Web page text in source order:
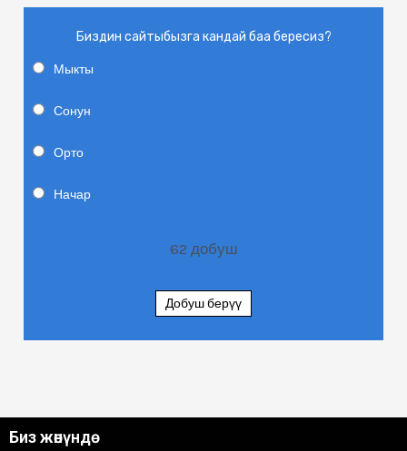
Биздин сайтыбызга кандай баа бересиз?
Мыкты
Сонун
Орто
Начар
62 добуш
Добуш берүү
Биз жөнүндө